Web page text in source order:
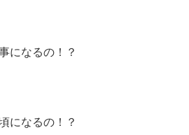
になるの！？
になるの！？